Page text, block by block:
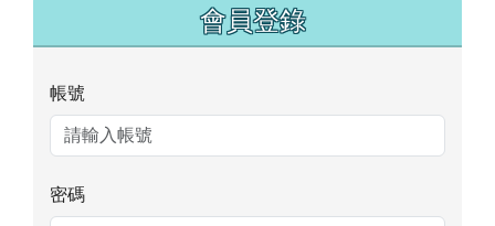
會員登錄
帳號
密碼